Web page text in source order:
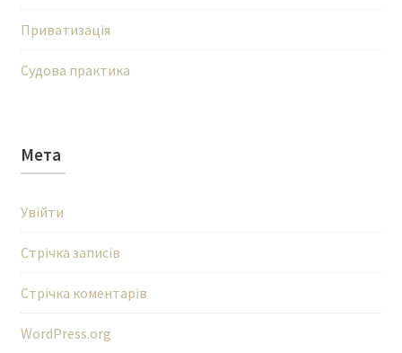
Приватизація
Судова практика
Мета
Увійти
Стрічка записів
Стрічка коментарів
WordPress.org